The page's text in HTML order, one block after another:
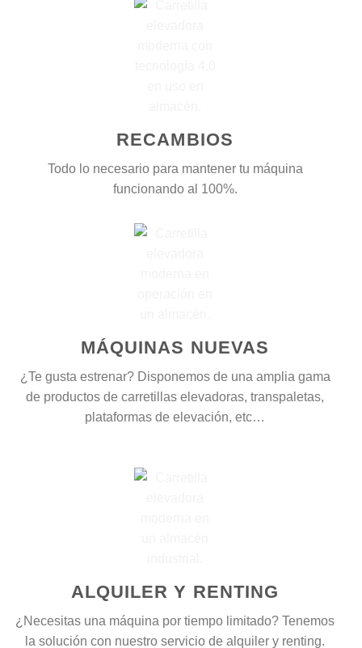
RECAMBIOS
Todo lo necesario para mantener tu máquina
funcionando al 100%.
MÁQUINAS NUEVAS
¿Te gusta estrenar? Disponemos de una amplia gama
de productos de carretillas elevadoras, transpaletas,
plataformas de elevación, etc…
ALQUILER Y RENTING
¿Necesitas una máquina por tiempo limitado? Tenemos
la solución con nuestro servicio de alquiler y renting.